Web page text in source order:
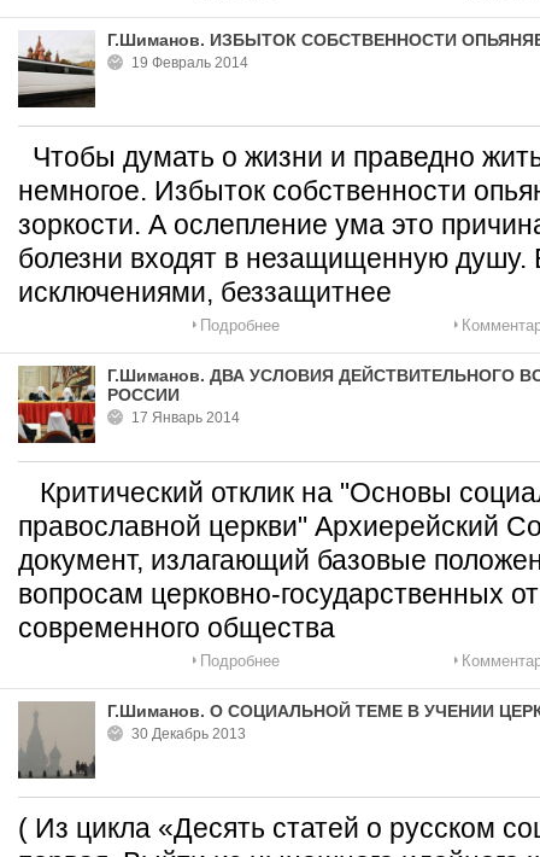
Г.Шиманов. ИЗБЫТОК СОБСТВЕННОСТИ
19 Февраль 2014
Чтобы думать о жизни и праведно
немногое. Избыток собственности
зоркости. А ослепление ума это
болезни входят в незащищенную душу.
исключениями, беззащитнее
Подробнее
Г.Шиманов. ДВА УСЛОВИЯ ДЕЙСТВИТЕЛЬНОГО
РОССИИ
17 Январь 2014
Критический отклик на "Основы
православной церкви" Архиерейский
документ, излагающий базовые
вопросам церковно-государственных
современного общества
Подробнее
Г.Шиманов. О СОЦИАЛЬНОЙ ТЕМЕ В УЧЕНИИ
30 Декабрь 2013
( Из цикла «Десять статей о русском